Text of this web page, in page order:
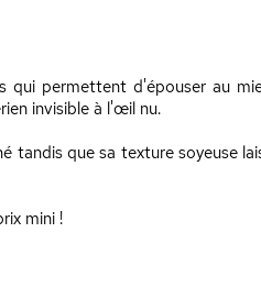
permettent d'épouser au
invisible à l'œil nu.
tandis que sa texture soyeuse
mini !